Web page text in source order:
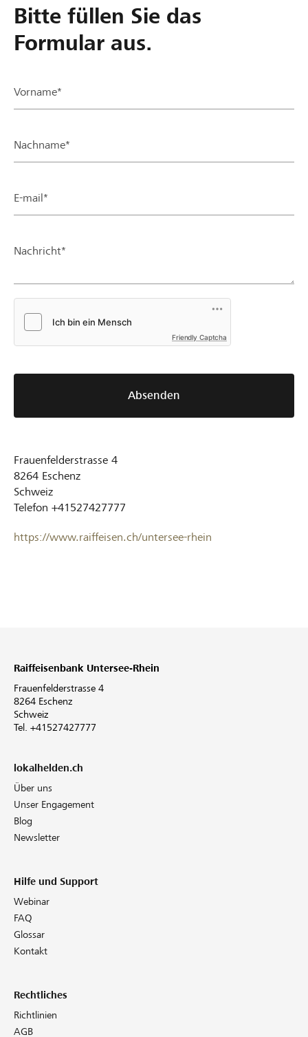
Bitte füllen Sie das
Formular aus.
Vorname*
Nachname*
E-mail*
Nachricht*
Friendly Captcha
Absenden
Frauenfelderstrasse 4
8264 Eschenz
Schweiz
Telefon +41527427777
https://www.raiffeisen.ch/untersee-rhein
Raiffeisenbank Untersee-Rhein
Frauenfelderstrasse 4
8264 Eschenz
Schweiz
Tel. +41527427777
lokalhelden.ch
Über uns
Unser Engagement
Blog
Newsletter
Hilfe und Support
Webinar
FAQ
Glossar
Kontakt
Rechtliches
Richtlinien
AGB